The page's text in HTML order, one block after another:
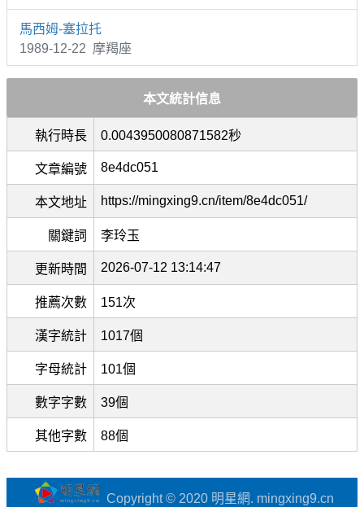
馬西姆-塞拉托
1989-12-22 摩羯座
本文統計信息
執行時長 0.0043950080871582秒
文章編號 8e4dc051
本文地址 https://mingxing9.cn/item/8e4dc051/
關鍵詞 李玲玉
更新時間 2026-07-12 13:14:47
推薦次數 151次
漢字統計 1017個
字母統計 101個
數字字數 39個
其他字數 88個
Copyright © 2020 明星網. mingxing9.cn